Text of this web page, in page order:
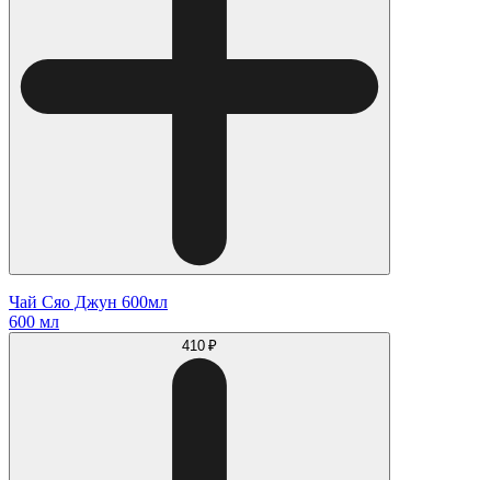
Чай Сяо Джун 600мл
600 мл
410 ₽